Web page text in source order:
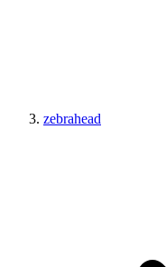
zebrahead